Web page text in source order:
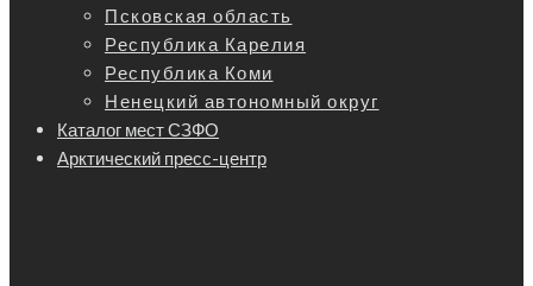
Псковская область
Республика Карелия
Республика Коми
Ненецкий автономный округ
Каталог мест СЗФО
Арктический пресс-центр